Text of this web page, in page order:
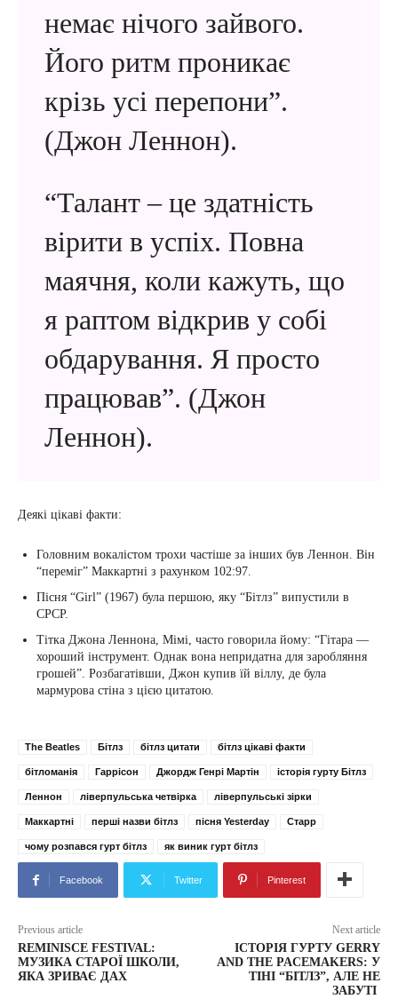
немає нічого зайвого.
Його ритм проникає
крізь усі перепони”.
(Джон Леннон).
“Талант – це здатність
вірити в успіх. Повна
маячня, коли кажуть, що
я раптом відкрив у собі
обдарування. Я просто
працював”. (Джон
Леннон).
Деякі цікаві факти:
Головним вокалістом трохи частіше за інших був Леннон. Він
“переміг” Маккартні з рахунком 102:97.
Пісня “Girl” (1967) була першою, яку “Бітлз” випустили в
СРСР.
Тітка Джона Леннона, Мімі, часто говорила йому: “Гітара —
хороший інструмент. Однак вона непридатна для заробляння
грошей”. Розбагатівши, Джон купив їй віллу, де була
мармурова стіна з цією цитатою.
The Beatles Бітлз бітлз цитати бітлз цікаві факти
бітломанія Гаррісон Джордж Генрі Мартін історія гурту Бітлз
Леннон ліверпульська четвірка ліверпульські зірки
Маккартні перші назви бітлз пісня Yesterday Старр
чому розпався гурт бітлз як виник гурт бітлз
Facebook Twitter Pinterest
Previous article
REMINISCE FESTIVAL:
МУЗИКА СТАРОЇ ШКОЛИ,
ЯКА ЗРИВАЄ ДАХ
Next article
ІСТОРІЯ ГУРТУ GERRY
AND THE PACEMAKERS: У
ТІНІ “БІТЛЗ”, АЛЕ НЕ
ЗАБУТІ